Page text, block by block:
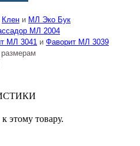
Клен и МЛ Эко Бук
МЛ 2004
МЛ 3041 и Фаворит МЛ 3039
этому товару.